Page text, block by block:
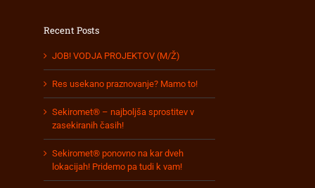
Recent Posts
JOB! VODJA PROJEKTOV (M/Ž)
Res usekano praznovanje? Mamo to!
Sekiromet® – najboljša sprostitev v
zasekiranih časih!
Sekiromet® ponovno na kar dveh
lokacijah! Pridemo pa tudi k vam!